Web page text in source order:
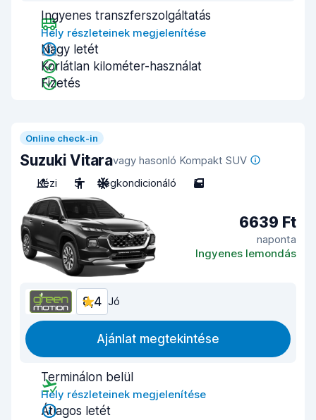
Ingyenes transzferszolgáltatás
Hely részleteinek megjelenítése
Nagy letét
Korlátlan kilométer-használat
Fizetés
Online check-in
Suzuki Vitaravagy hasonló Kompakt SUV
Kézi
5 Légkondicionáló 5
6639 Ft
naponta
Ingyenes lemondás
8,4 Jó
Ajánlat megtekintése
Terminálon belül
Hely részleteinek megjelenítése
Átlagos letét